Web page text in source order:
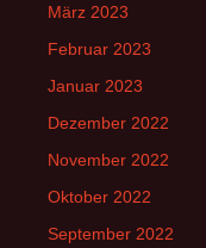
März 2023
Februar 2023
Januar 2023
Dezember 2022
November 2022
Oktober 2022
September 2022